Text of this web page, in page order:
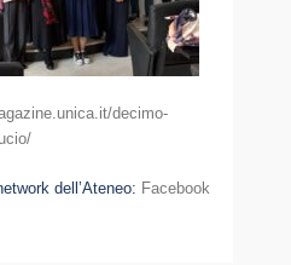
decimo-
dell’Ateneo: Facebook